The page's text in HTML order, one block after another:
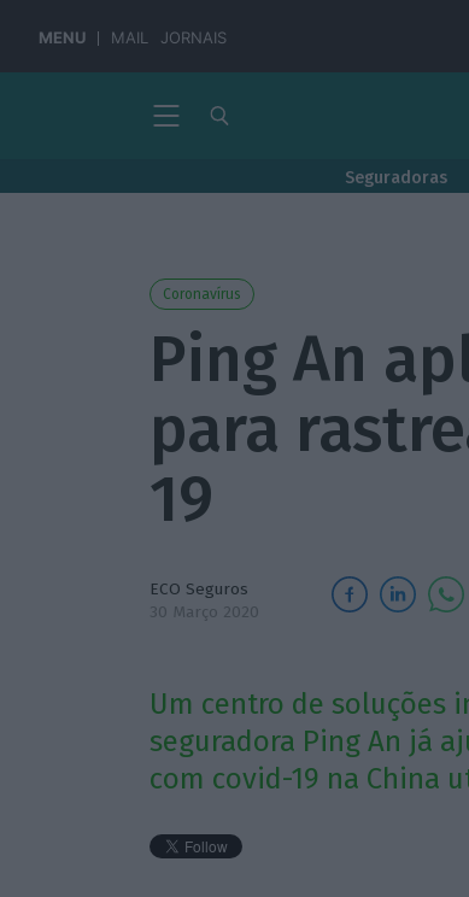
MENU MAIL JORNAIS
Seguradoras
Coronavírus
Ping An
para
19
ECO Seguros
30 Março 2020
Um centro de soluções
seguradora Ping An já
com covid-19 na China